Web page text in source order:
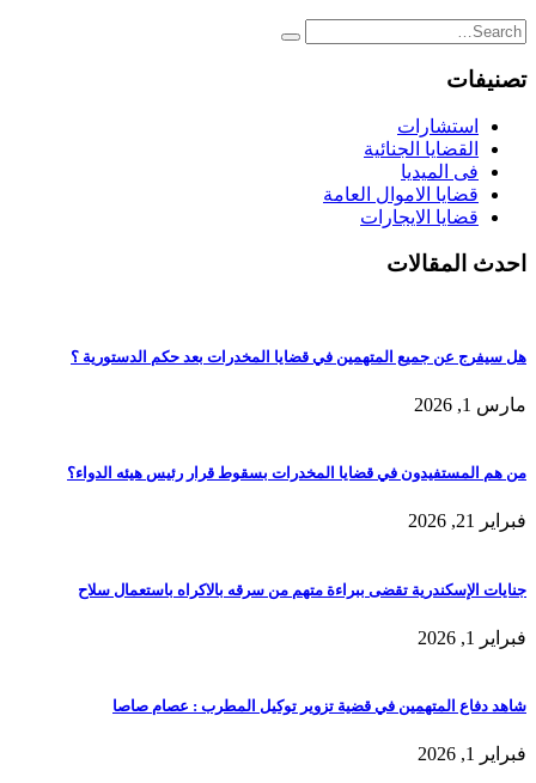
تصنيفات
استشارات
القضايا الجنائية
فى الميديا
قضايا الاموال العامة
قضايا الايجارات
احدث المقالات
هل سيفرج عن جميع المتهمين في قضايا المخدرات بعد حكم الدستورية ؟
مارس 1, 2026
من هم المستفيدون في قضايا المخدرات بسقوط قرار رئيس هيئه الدواء؟
فبراير 21, 2026
جنايات الإسكندرية تقضى ببراءة متهم من سرقه بالاكراه باستعمال سلاح
فبراير 1, 2026
شاهد دفاع المتهمين في قضية تزوير توكيل المطرب : عصام صاصا
فبراير 1, 2026